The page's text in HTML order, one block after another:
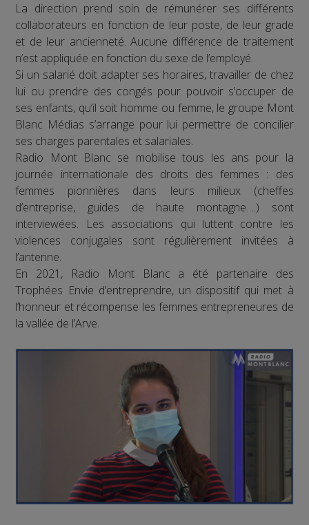
La direction prend soin de rémunérer ses différents
collaborateurs en fonction de leur poste, de leur grade
et de leur ancienneté. Aucune différence de traitement
n’est appliquée en fonction du sexe de l’employé.
Si un salarié doit adapter ses horaires, travailler de chez
lui ou prendre des congés pour pouvoir s’occuper de
ses enfants, qu’il soit homme ou femme, le groupe Mont
Blanc Médias s’arrange pour lui permettre de concilier
ses charges parentales et salariales.
Radio Mont Blanc se mobilise tous les ans pour la
journée internationale des droits des femmes : des
femmes pionnières dans leurs milieux (cheffes
d’entreprise, guides de haute montagne….) sont
interviewées. Les associations qui luttent contre les
violences conjugales sont régulièrement invitées à
l’antenne.
En 2021, Radio Mont Blanc a été partenaire des
Trophées Envie d’entreprendre, un dispositif qui met à
l’honneur et récompense les femmes entrepreneures de
la vallée de l’Arve.